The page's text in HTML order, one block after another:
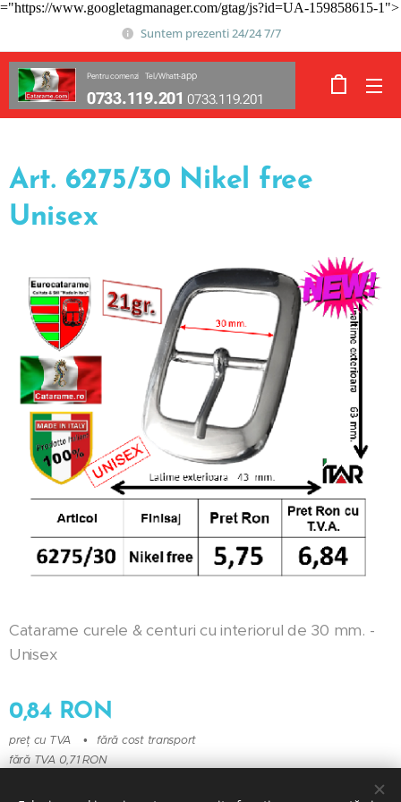
="https://www.googletagmanager.com/gtag/js?id=UA-159858615-1">
Suntem prezenti 24/24 7/7
Pentru comenzi Tel./Whatt-app
0733.119.201 0733.119.201
Art. 6275/30 Nikel free
Unisex
Catarame curele & centuri cu interiorul de 30 mm. -
Unisex
0,84RON
preț cu TVA
fără cost transport
fără TVA 0,71 RON